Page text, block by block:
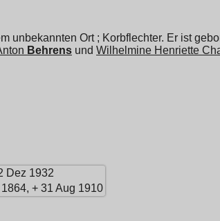
unbekannten Ort ; Korbflechter. Er ist
Behrens und Wilhelmine Henriette
Dez 1932
+ 31 Aug 1910